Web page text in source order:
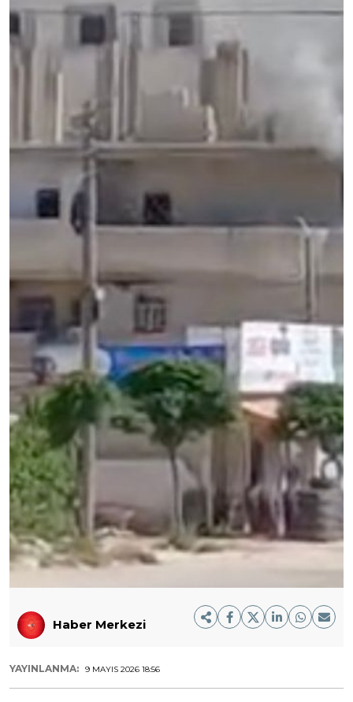
Haber Merkezi
YAYINLANMA: 9 MAYIS 2026 18:56